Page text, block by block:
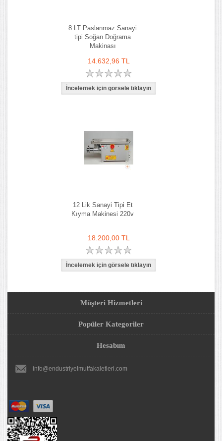
8 LT Paslanmaz Sanayi
tipi Soğan Doğrama
Makinası
14.632,96 TL
12 Lik Sanayi Tipi Et
Kıyma Makinesi 220v
18.200,00 TL
Müşteri Hizmetleri
Popüler Kategoriler
Hesabım
info@endustriyelmutfakaletleri.com